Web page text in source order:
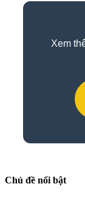
Xem
Chủ đề nổi bật